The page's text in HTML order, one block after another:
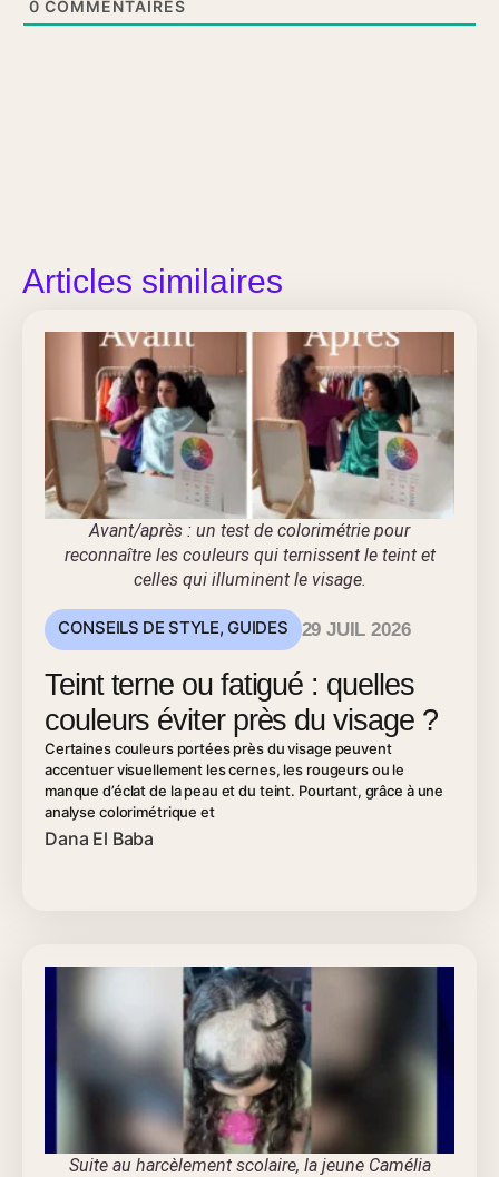
0 COMMENTAIRES
Articles similaires
Avant/après : un test de colorimétrie pour
reconnaître les couleurs qui ternissent le teint et
celles qui illuminent le visage.
CONSEILS DE STYLE,GUIDES 29 JUIL 2026
Teint terne ou fatigué : quelles
couleurs éviter près du visage ?
Certaines couleurs portées près du visage peuvent
accentuer visuellement les cernes, les rougeurs ou le
manque d’éclat de la peau et du teint. Pourtant, grâce à une
analyse colorimétrique et
Dana El Baba
Suite au harcèlement scolaire, la jeune Camélia